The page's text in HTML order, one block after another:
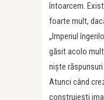
întoarcem.
foarte mult,
„Imperiul
găsit acolo
nişte
Atunci când
construieşti